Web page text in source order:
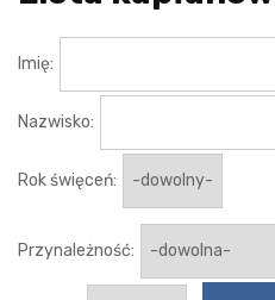
Imię:
Nazwisko:
Rok święceń:
Przynależność: